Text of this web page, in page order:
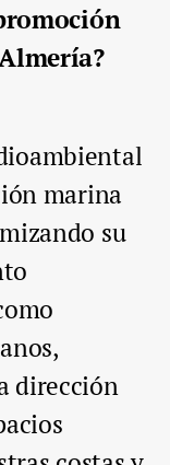
marina
su
dirección